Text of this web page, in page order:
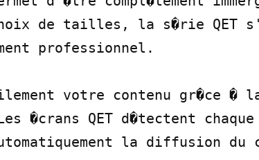
de tailles, la s�rie QET
professionnel.
votre contenu gr�ce �
�crans QET d�tectent
la diffusion du